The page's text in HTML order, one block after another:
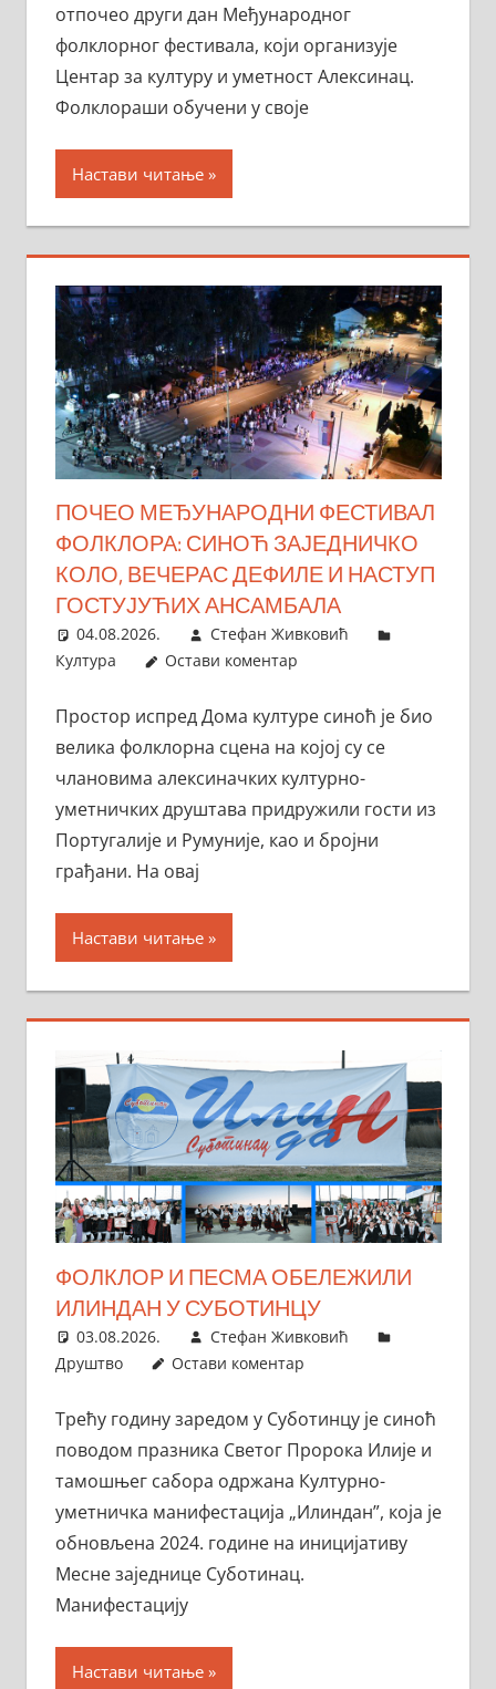
отпочео други дан Међународног
фолклорног фестивала, који организује
Центар за културу и уметност Алексинац.
Фолклораши обучени у своје
Настави читање
ПОЧЕО МЕЂУНАРОДНИ ФЕСТИВАЛ
ФОЛКЛОРА: СИНОЋ ЗАЈЕДНИЧКО
КОЛО, ВЕЧЕРАС ДЕФИЛЕ И НАСТУП
ГОСТУЈУЋИХ АНСАМБАЛА
04.08.2026.
Стефан Живковић
Култура
Остави коментар
Простор испред Дома културе синоћ је био
велика фолклорна сцена на којој су се
члановима алексиначких културно-
уметничких друштава придружили гости из
Португалије и Румуније, као и бројни
грађани. На овај
Настави читање
ФОЛКЛОР И ПЕСМА ОБЕЛЕЖИЛИ
ИЛИНДАН У СУБОТИНЦУ
03.08.2026.
Стефан Живковић
Друштво
Остави коментар
Трећу годину заредом у Суботинцу је синоћ
поводом празника Светог Пророка Илије и
тамошњег сабора одржана Културно-
уметничка манифестација „Илиндан”, која је
обновљена 2024. године на иницијативу
Месне заједнице Суботинац.
Манифестацију
Настави читање